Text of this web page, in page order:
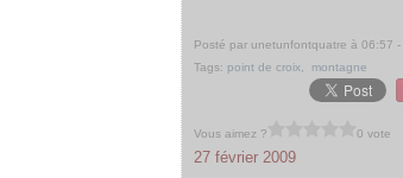
Posté par unetunfontquatre à 06:57 -
Tags: point de croix montagne
Vous aimez ? 0 vote
27 février 2009